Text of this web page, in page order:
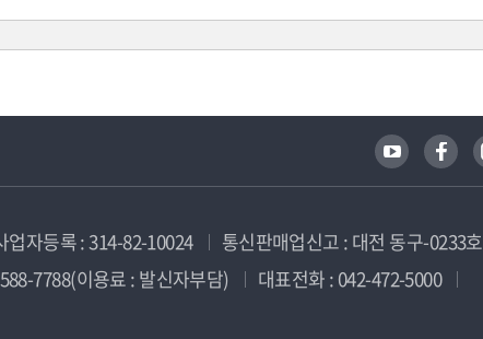
업자등록 : 314-82-10024
통신판매업신고 : 대전 동구-0233호
7788(이용료 : 발신자부담)
대표전화 : 042-472-5000